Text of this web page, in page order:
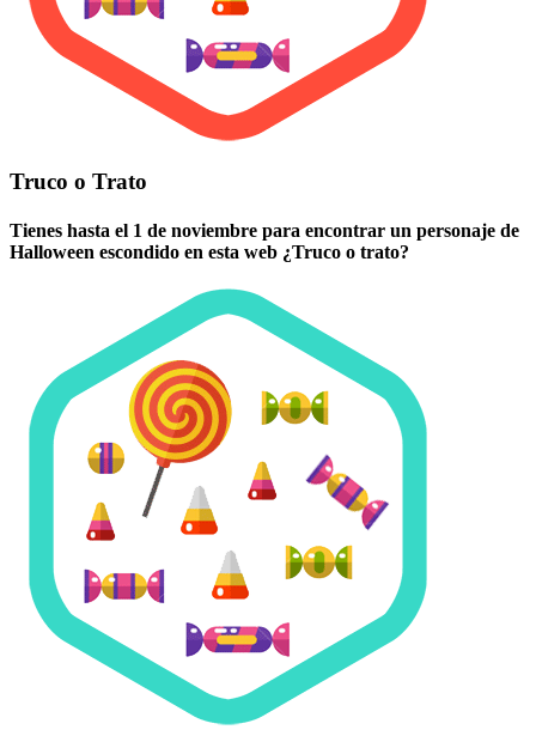
Truco o Trato
Tienes hasta el 1 de noviembre para encontrar un personaje de
Halloween escondido en esta web ¿Truco o trato?